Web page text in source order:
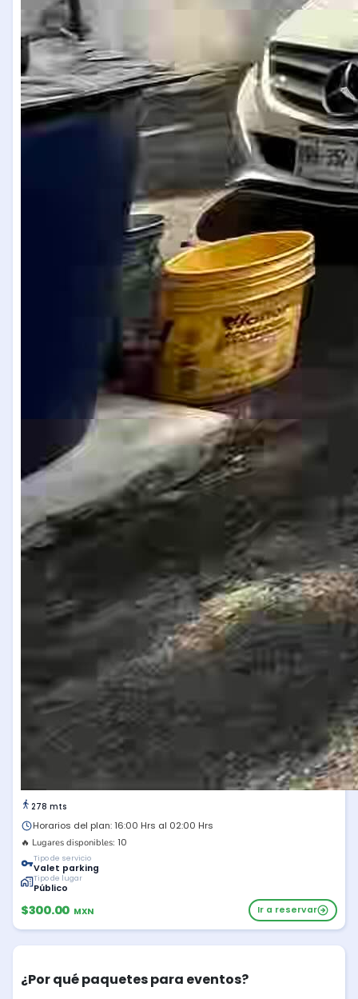
278 mts
Horarios del plan: 16:00 Hrs al 02:00 Hrs
🔥 Lugares disponibles: 10
Tipo de servicio
Valet parking
Tipo de lugar
Público
$300.00 MXN Ir a reservar
¿Por qué paquetes para eventos?